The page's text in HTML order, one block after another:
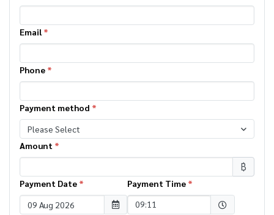
Email*
Phone *
Payment method *
Please Select
Amount *
฿
Payment Date * Payment Time *
09:11